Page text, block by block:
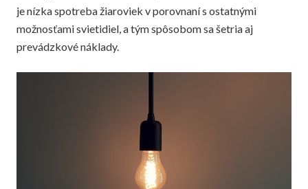
je nízka spotreba žiaroviek v porovnaní s ostatnými
možnosťami svietidiel, a tým spôsobom sa šetria aj
prevádzkové náklady.